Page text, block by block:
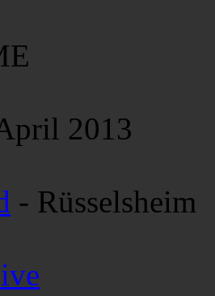
2013
- Rüsselsheim